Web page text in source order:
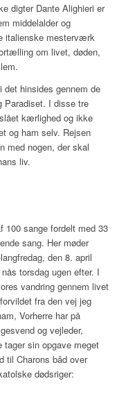
digter Dante Alighieri er
middelalder og
italienske mesterværk
om livet, døden,
det hinsides gennem de
Paradiset. I disse tre
kærlighed og ikke
og ham selv. Rejsen
med nogen, der skal
liv.
100 sange fordelt med 33
sang. Her møder
den 8. april
torsdag ugen efter. I
vandring gennem livet
fra den vej jeg
Vorherre har på
og vejleder,
tager sin opgave meget
til Charons bâd over
dødsriger: